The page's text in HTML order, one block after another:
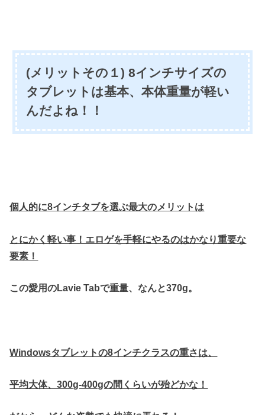
(メリットその１) 8インチサイズの
タブレットは基本、本体重量が軽い
んだよね！！
個人的に8インチタブを選ぶ最大のメリットは
とにかく軽い事！エロゲを手軽にやるのはかなり重要な
要素！
この愛用のLavie Tabで重量、なんと370g。
Windowsタブレットの8インチクラスの重さは、
平均大体、300g-400gの間くらいが殆どかな！